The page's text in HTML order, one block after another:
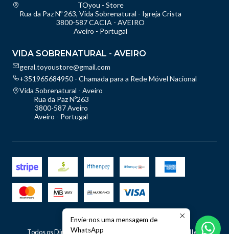
TOyou - Store
Rua da Paz Nº 263, Vida Sobrenatural - Igreja Crista
3800-587 CACIA - AVEIRO
Aveiro - Portugal
VIDA SOBRENATURAL - AVEIRO
geral.toyoustore@gmail.com
+351965684950 - Chamada para a Rede Móvel Nacional
Vida Sobrenatural - Aveiro
Rua da Paz Nº263
3800-587 Aveiro
Aveiro - Portugal
2026 TOyou - Store.
Todos os Direitos Reservados.
Com tecnologia Jumpseller .
Envie-nos uma mensagem de
WhatsApp